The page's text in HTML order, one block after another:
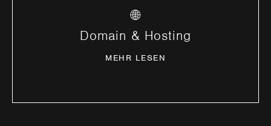
🌐
Domain & Hosting
MEHR LESEN
Professionelles, sicheres und skalierbares
Hosting für kleine bis High Traffic Webprojekte.